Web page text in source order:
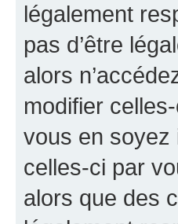
légalement
pas d’être
alors
modifier
vous en soyez
celles-ci par
alors que des